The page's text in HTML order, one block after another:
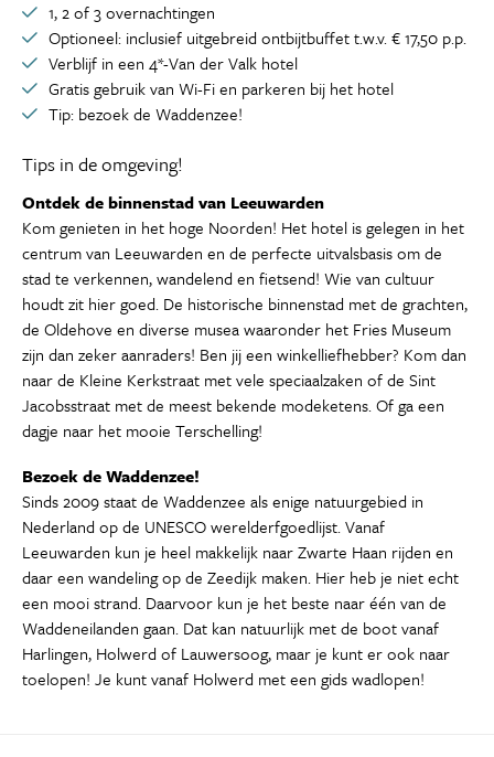
1, 2 of 3 overnachtingen
Optioneel: inclusief uitgebreid ontbijtbuffet t.w.v. € 17,50 p.p.
Verblijf in een 4*-Van der Valk hotel
Gratis gebruik van Wi-Fi en parkeren bij het hotel
Tip: bezoek de Waddenzee!
Tips in de omgeving!
Ontdek de binnenstad van Leeuwarden
Kom genieten in het hoge Noorden! Het hotel is gelegen in het
centrum van Leeuwarden en de perfecte uitvalsbasis om de
stad te verkennen, wandelend en fietsend! Wie van cultuur
houdt zit hier goed. De historische binnenstad met de grachten,
de Oldehove en diverse musea waaronder het Fries Museum
zijn dan zeker aanraders! Ben jij een winkelliefhebber? Kom dan
naar de Kleine Kerkstraat met vele speciaalzaken of de Sint
Jacobsstraat met de meest bekende modeketens. Of ga een
dagje naar het mooie Terschelling!
Bezoek de Waddenzee!
Sinds 2009 staat de Waddenzee als enige natuurgebied in
Nederland op de UNESCO werelderfgoedlijst. Vanaf
Leeuwarden kun je heel makkelijk naar Zwarte Haan rijden en
daar een wandeling op de Zeedijk maken. Hier heb je niet echt
een mooi strand. Daarvoor kun je het beste naar één van de
Waddeneilanden gaan. Dat kan natuurlijk met de boot vanaf
Harlingen, Holwerd of Lauwersoog, maar je kunt er ook naar
toelopen! Je kunt vanaf Holwerd met een gids wadlopen!